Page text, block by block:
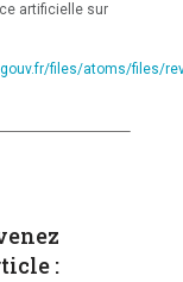
artificielle sur
files/atoms/files/
: